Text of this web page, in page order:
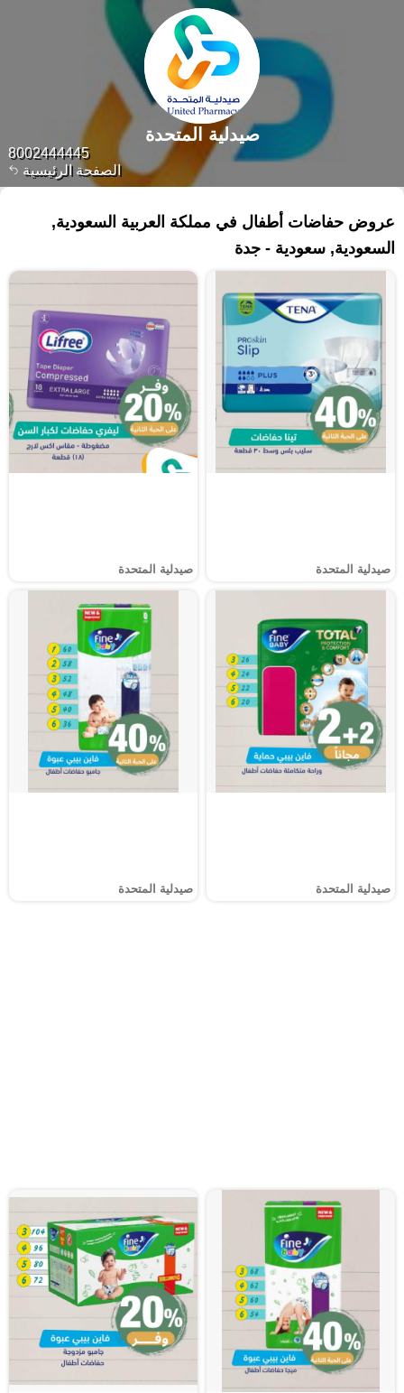
الصفحة الرئيسية
8002444445
صيدلية المتحدة
عروض حفاضات أطفال في مملكة العربية السعودية,
السعودية, سعودية - جدة
صيدلية المتحدة صيدلية المتحدة
صيدلية المتحدة صيدلية المتحدة